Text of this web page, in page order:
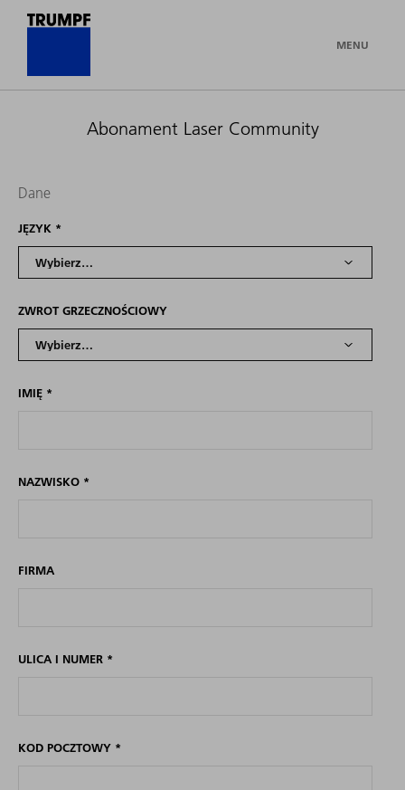
MENU
Abonament Laser Community
Dane
JĘZYK *
ZWROT GRZECZNOŚCIOWY
IMIĘ *
NAZWISKO *
FIRMA
ULICA I NUMER *
KOD POCZTOWY *